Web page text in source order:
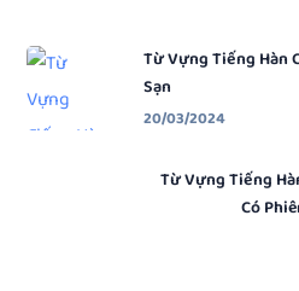
Từ Vựng Tiếng Hàn
Sạn
20/03/2024
Từ Vựng Tiếng
Có